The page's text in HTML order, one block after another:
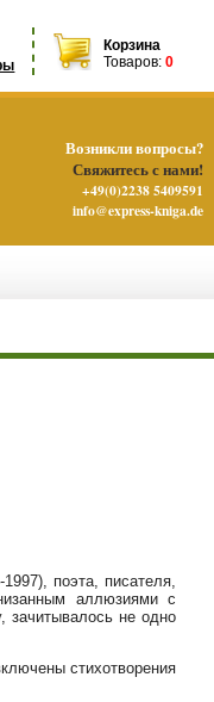
Корзина
Товаров: 0
поэта, писателя,
аллюзиями с
зачитывалось не одно
стихотворения
Возникли вопросы?
Свяжитесь с нами!
+49(0)2238 5409591
info@express-kniga.de